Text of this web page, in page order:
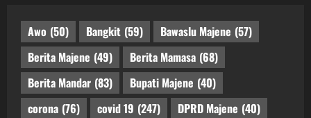
Awo (50) Bangkit (59) Bawaslu Majene (57)
Berita Majene (49) Berita Mamasa (68)
Berita Mandar (83) Bupati Majene (40)
corona (76) covid 19 (247) DPRD Majene (40)